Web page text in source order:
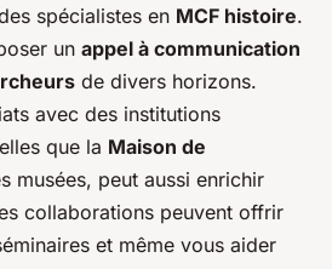
spécialistes en MCF histoire.
un appel à communication
de divers horizons.
avec des institutions
que la Maison de
musées, peut aussi enrichir
collaborations peuvent offrir
et même vous aider